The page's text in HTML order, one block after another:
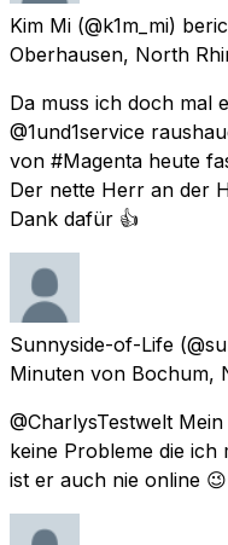
Kim Mi (@k1m_mi)
Oberhausen, North
Da muss ich doch mal
@1und1service
von #Magenta heute
Der nette Herr an der
Dank dafür 👍
Sunnyside-of-Life
Minuten von Bochum,
@CharlysTestwelt
keine Probleme die ich
ist er auch nie online 😉